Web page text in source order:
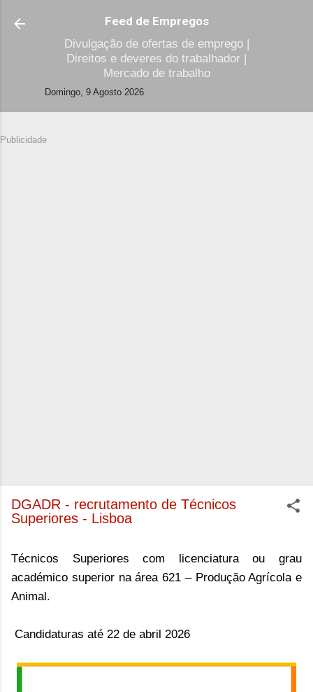
Avançar para o conteúdo principal
Feed de Empregos
Divulgação de ofertas de emprego |
Direitos e deveres do trabalhador |
Mercado de trabalho
Domingo, 9 Agosto 2026
Publicidade
DGADR - recrutamento de Técnicos
Superiores - Lisboa
Técnicos Superiores com licenciatura ou grau
académico superior na área 621 – Produção Agrícola e
Animal.
Candidaturas até 22 de abril 2026